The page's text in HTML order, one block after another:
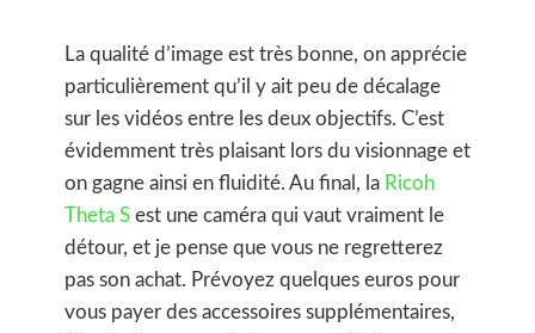
La qualité d’image est très bonne, on apprécie
particulièrement qu’il y ait peu de décalage
sur les vidéos entre les deux objectifs. C’est
évidemment très plaisant lors du visionnage et
on gagne ainsi en fluidité. Au final, la Ricoh
Theta S est une caméra qui vaut vraiment le
détour, et je pense que vous ne regretterez
pas son achat. Prévoyez quelques euros pour
vous payer des accessoires supplémentaires,